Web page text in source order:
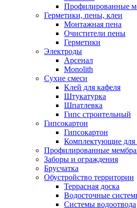
Профилированные
Герметики, пены, клеи
Монтажная пена
Очистители пены
Герметики
Электроды
Арсенал
Monolith
Сухие смеси
Клей для кафеля
Штукатурка
Шпатлевка
Гипс строительный
Гипсокартон
Гипсокартон
Комплектующие
Профилированные
Заборы и ограждения
Брусчатка
Обустройство территории
Террасная доска
Водосточные
Системы водоотвода